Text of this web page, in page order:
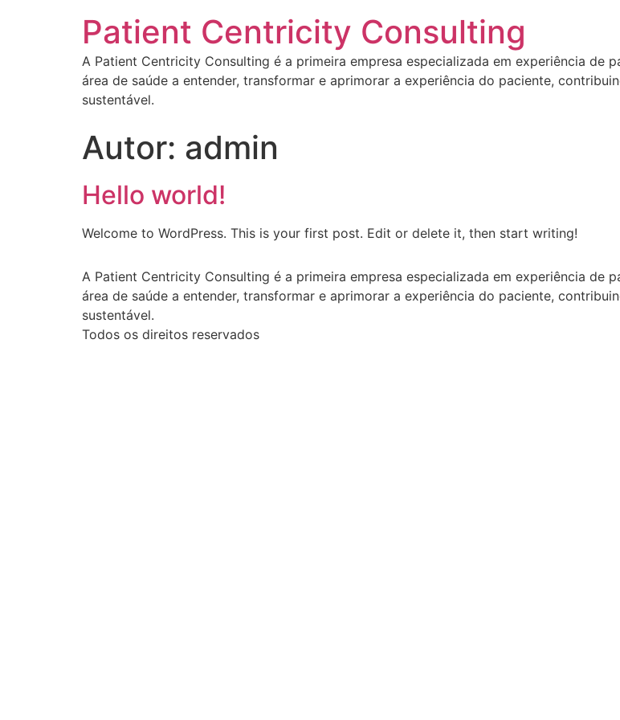
Patient Centricity Consulting
A Patient Centricity Consulting é a primeira empresa especializada em experiência de
área de saúde a entender, transformar e aprimorar a experiência do paciente,
sustentável.
Autor: admin
Hello world!
Welcome to WordPress. This is your first post. Edit or delete it, then start writing!
A Patient Centricity Consulting é a primeira empresa especializada em experiência de
área de saúde a entender, transformar e aprimorar a experiência do paciente,
sustentável.
Todos os direitos reservados